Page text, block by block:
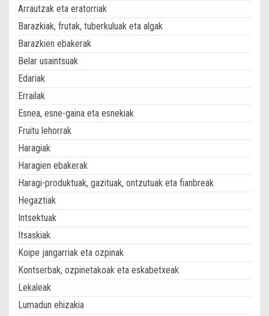
Arrautzak eta eratorriak
Barazkiak, frutak, tuberkuluak eta algak
Barazkien ebakerak
Belar usaintsuak
Edariak
Errailak
Esnea, esne-gaina eta esnekiak
Fruitu lehorrak
Haragiak
Haragien ebakerak
Haragi-produktuak, gazituak, ontzutuak eta fianbreak
Hegaztiak
Intsektuak
Itsaskiak
Koipe jangarriak eta ozpinak
Kontserbak, ozpinetakoak eta eskabetxeak
Lekaleak
Lumadun ehizakia